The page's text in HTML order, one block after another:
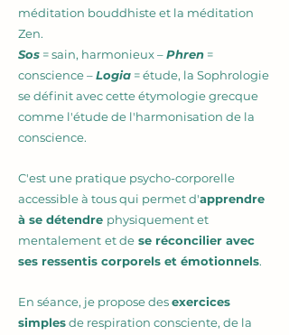
méditation bouddhiste et la méditation
Zen.
Sos = sain, harmonieux –Phren =
conscience –Logia = étude, la Sophrologie
se définit avec cette étymologie grecque
comme l'étude de l'harmonisation de la
conscience.
C'est une pratique psycho-corporelle
accessible à tousqui permet d'apprendre
à se détendre physiquement et
mentalement et de se réconcilier avec
ses ressentis corporels et émotionnels.
En séance, je propose desexercices
simplesde respiration consciente, de la